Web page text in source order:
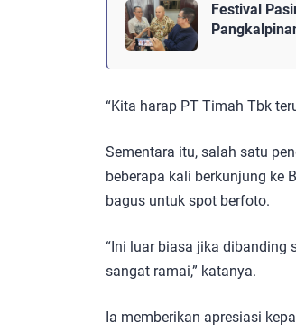
Festival
“Kita harap PT Timah Tbk
Sementara itu, salah satu
beberapa kali berkunjung ke
bagus untuk spot berfoto.
“Ini luar biasa jika dibanding
sangat ramai,” katanya.
Ia memberikan apresiasi